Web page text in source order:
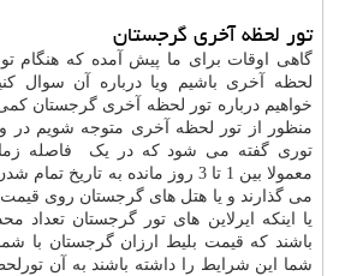
تور لحظه آخری گرجستان
گاهی اوقات برای ما پیش آمده که هنگام
لحظه آخری باشیم ویا درباره آن سوال
خواهیم درباره تور لحظه آخری گرجستان
منظور از تور لحظه آخری متوجه شویم در
توری گفته می شود که در یک فاصله
معمولا بین 1 تا 3 روز مانده به
می گذارند و یا هتل های گرجستان روی
یا اینکه ایرلاین های تور گرجستان تعداد
باشند که قیمت بلیط ارزان گرجستان با شما
شما این شرایط را داشته باشند به آن